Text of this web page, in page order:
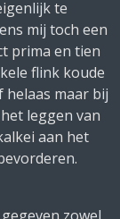
te
mij toch een
prima en tien
flink koude
helaas maar bij
leggen van
aan het
bevorderen.
zowel